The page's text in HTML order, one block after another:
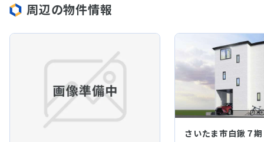
周辺の物件情報
さいたま市白鍬７